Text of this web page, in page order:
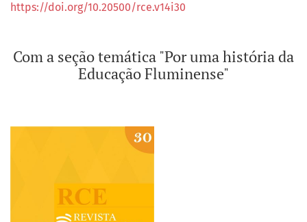
https://doi.org/10.20500/rce.v14i30
Com a seção temática "Por uma história da
Educação Fluminense"